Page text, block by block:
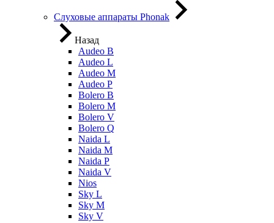
Слуховые аппараты Phonak
Назад
Audeo B
Audeo L
Audeo М
Audeo P
Bolero B
Bolero M
Bolero V
Bolero Q
Naida L
Naida M
Naida P
Naida V
Nios
Sky L
Sky M
Sky V